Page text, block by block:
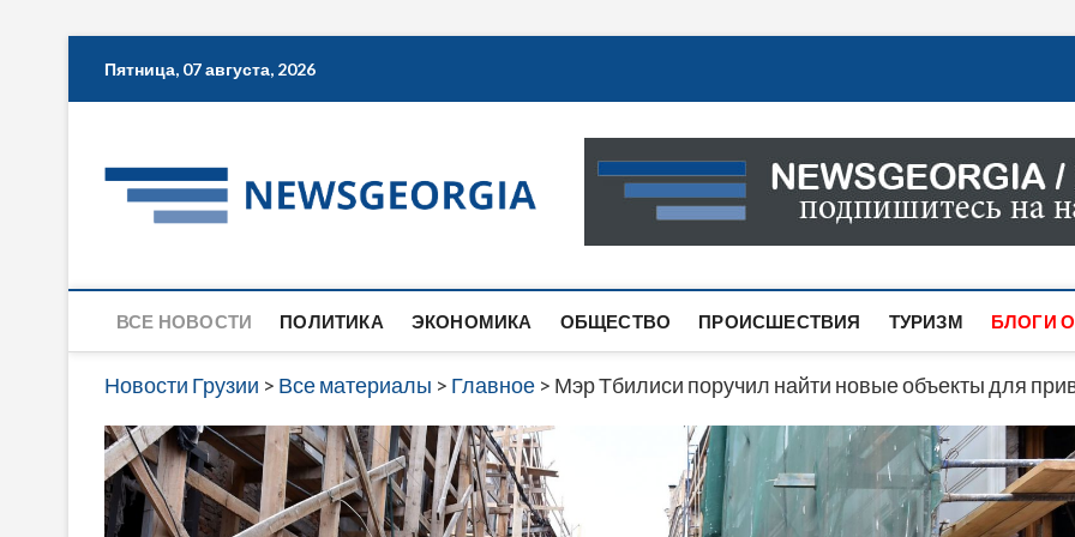
Пятница, 07 августа, 2026
Новости Грузии
САМАЯ АКТУАЛЬНАЯ ИНФОРМАЦИЯ О СОБЫТИЯХ
САЙТЕ ВЫ НАЙДЕТЕ НОВОСТИ ПОЛИТИКИ,
ВСЕ НОВОСТИ ПОЛИТИКА ЭКОНОМИКА ОБЩЕСТВО ПРОИСШЕСТВИЯ ТУРИЗМ БЛОГИ
Новости Грузии > Все материалы > Главное > Мэр Тбилиси поручил найти новые объекты для